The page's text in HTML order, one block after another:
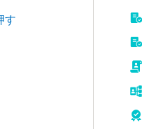
す